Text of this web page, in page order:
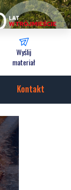
Wyślij
materiał
Kontakt